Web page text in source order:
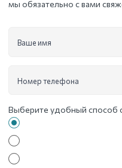
мы обязательно с вами
Ваше имя
Номер телефона
Выберите удобный способ